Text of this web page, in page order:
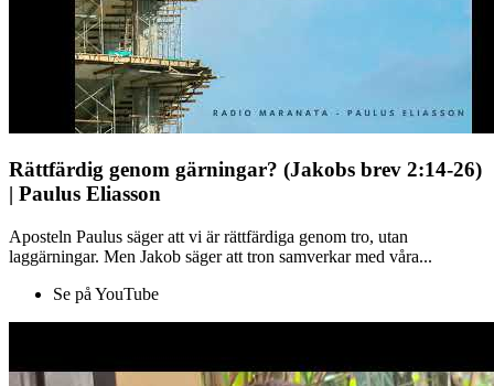
Rättfärdig genom gärningar? (Jakobs brev 2:14-26)
| Paulus Eliasson
Aposteln Paulus säger att vi är rättfärdiga genom tro, utan
laggärningar. Men Jakob säger att tron samverkar med våra...
Se på YouTube